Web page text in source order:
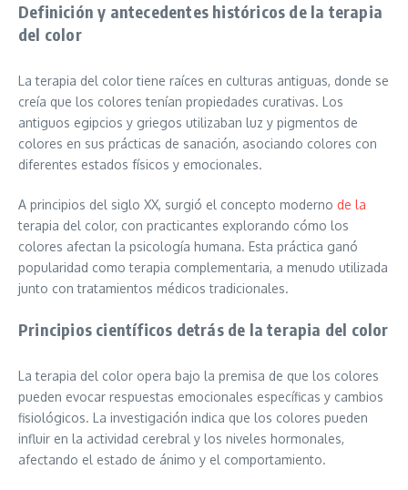
Definición y antecedentes históricos de la terapia
del color
La terapia del color tiene raíces en culturas antiguas, donde se
creía que los colores tenían propiedades curativas. Los
antiguos egipcios y griegos utilizaban luz y pigmentos de
colores en sus prácticas de sanación, asociando colores con
diferentes estados físicos y emocionales.
A principios del siglo XX, surgió el concepto moderno de la
terapia del color, con practicantes explorando cómo los
colores afectan la psicología humana. Esta práctica ganó
popularidad como terapia complementaria, a menudo utilizada
junto con tratamientos médicos tradicionales.
Principios científicos detrás de la terapia del color
La terapia del color opera bajo la premisa de que los colores
pueden evocar respuestas emocionales específicas y cambios
fisiológicos. La investigación indica que los colores pueden
influir en la actividad cerebral y los niveles hormonales,
afectando el estado de ánimo y el comportamiento.